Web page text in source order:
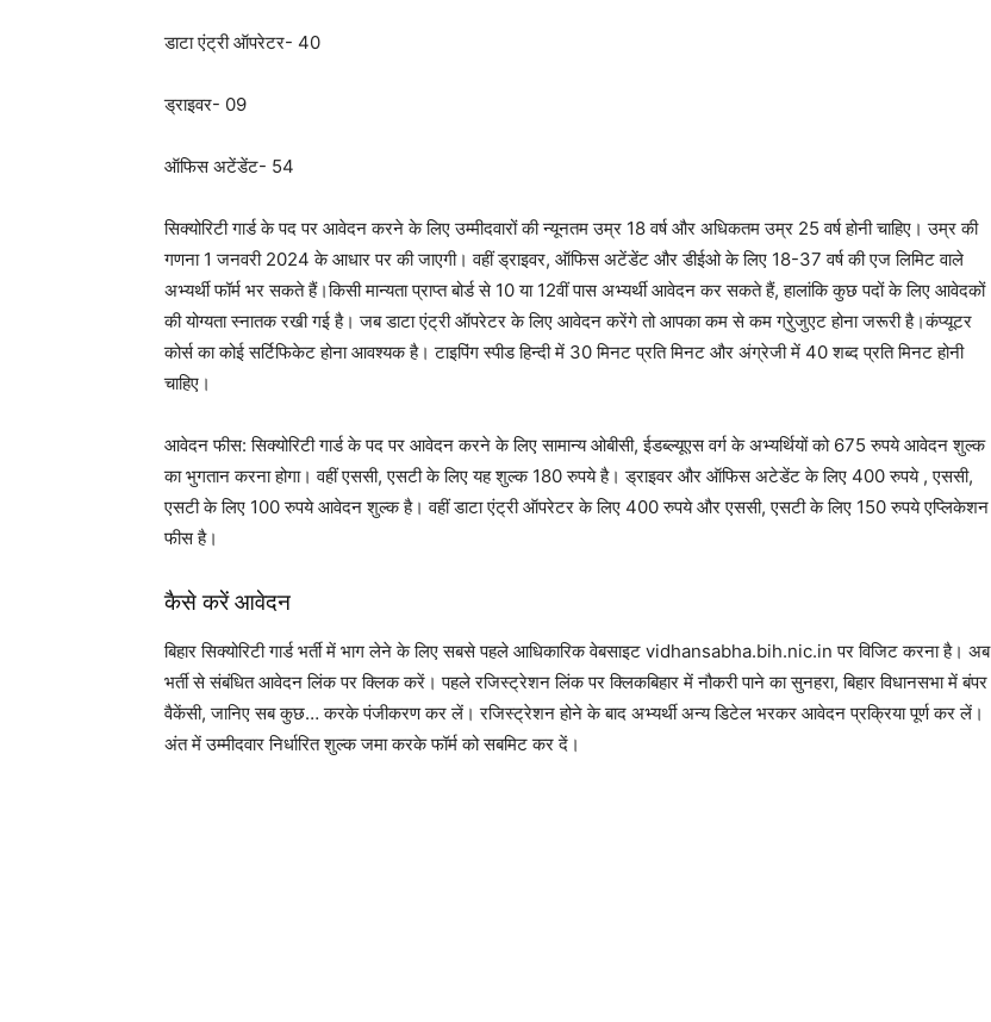
डाटा एंट्री ऑपरेटर- 40
ड्राइवर- 09
ऑफिस अटेंडेंट- 54
सिक्योरिटी गार्ड के पद पर आवेदन करने के लिए उम्मीदवारों की न्यूनतम उम्र 18 वर्ष और अधिकतम उम्र 25 वर्ष होनी चाहिए। उम्र की
गणना 1 जनवरी 2024 के आधार पर की जाएगी। वहीं ड्राइवर, ऑफिस अटेंडेंट और डीईओ के लिए 18-37 वर्ष की एज लिमिट वाले
अभ्यर्थी फॉर्म भर सकते हैं।किसी मान्‍यता प्राप्‍त बोर्ड से 10 या 12वीं पास अभ्‍यर्थी आवेदन कर सकते हैं, हालांकि कुछ पदों के लिए आवेदकों
की योग्‍यता स्‍नातक रखी गई है। जब डाटा एंट्री ऑपरेटर के लिए आवेदन करेंगे तो आपका कम से कम ग्रेुजुएट होना जरूरी है।कंप्‍यूटर
कोर्स का कोई सर्टिफ‍िकेट होना आवश्‍यक है। टाइपिंग स्‍पीड हिन्‍दी में 30 मिनट प्रति मिनट और अंग्रेजी में 40 शब्‍द प्रति मिनट होनी
चाहिए।
आवेदन फीस: सिक्योरिटी गार्ड के पद पर आवेदन करने के लिए सामान्य ओबीसी, ईडब्ल्यूएस वर्ग के अभ्यर्थियों को 675 रुपये आवेदन शुल्क
का भुगतान करना होगा। वहीं एससी, एसटी के लिए यह शुल्क 180 रुपये है। ड्राइवर और ऑफिस अटेडेंट के लिए 400 रुपये , एससी,
एसटी के लिए 100 रुपये आवेदन शुल्क है। वहीं डाटा एंट्री ऑपरेटर के लिए 400 रुपये और एससी, एसटी के लिए 150 रुपये एप्लिकेशन
फीस है।
कैसे करें आवेदन
बिहार सिक्योरिटी गार्ड भर्ती में भाग लेने के लिए सबसे पहले आधिकारिक वेबसाइट vidhansabha.bih.nic.in पर विजिट करना है। अब
भर्ती से संबंधित आवेदन लिंक पर क्लिक करें। पहले रजिस्ट्रेशन लिंक पर क्लिकबिहार में नौकरी पाने का सुनहरा, बिहार विधानसभा में बंपर
वैकेंसी, जानिए सब कुछ… करके पंजीकरण कर लें। रजिस्ट्रेशन होने के बाद अभ्यर्थी अन्य डिटेल भरकर आवेदन प्रक्रिया पूर्ण कर लें।
अंत में उम्मीदवार निर्धारित शुल्क जमा करके फॉर्म को सबमिट कर दें।